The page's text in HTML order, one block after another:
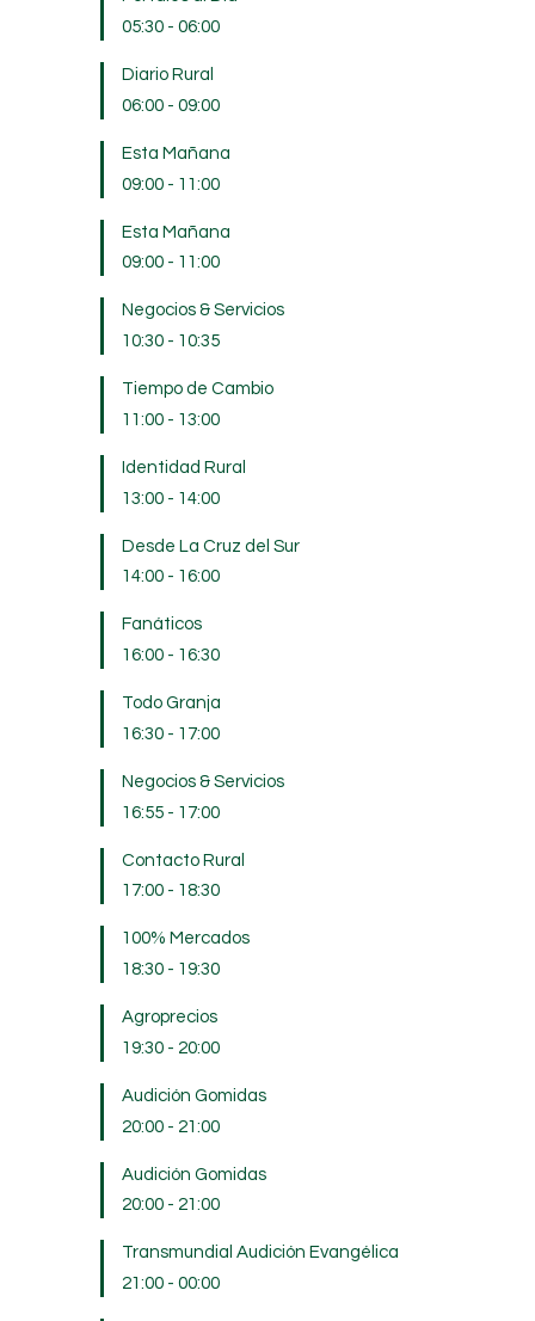
05:30 - 06:00
Diario Rural
06:00 - 09:00
Esta Mañana
09:00 - 11:00
Esta Mañana
09:00 - 11:00
Negocios & Servicios
10:30 - 10:35
Tiempo de Cambio
11:00 - 13:00
Identidad Rural
13:00 - 14:00
Desde La Cruz del Sur
14:00 - 16:00
Fanáticos
16:00 - 16:30
Todo Granja
16:30 - 17:00
Negocios & Servicios
16:55 - 17:00
Contacto Rural
17:00 - 18:30
100% Mercados
18:30 - 19:30
Agroprecios
19:30 - 20:00
Audición Gomidas
20:00 - 21:00
Audición Gomidas
20:00 - 21:00
Transmundial Audición Evangélica
21:00 - 00:00